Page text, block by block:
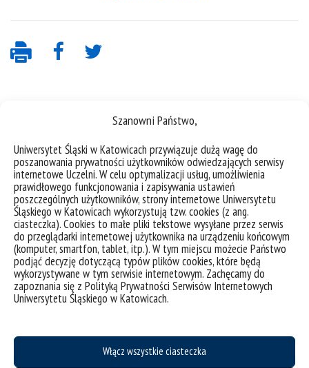
Szanowni Państwo,
Uniwersytet Śląski w Katowicach przywiązuje dużą wagę do
poszanowania prywatności użytkowników odwiedzających serwisy
internetowe Uczelni. W celu optymalizacji usług, umożliwienia
prawidłowego funkcjonowania i zapisywania ustawień
poszczególnych użytkowników, strony internetowe Uniwersytetu
Śląskiego w Katowicach wykorzystują tzw. cookies (z ang.
ciasteczka). Cookies to małe pliki tekstowe wysyłane przez serwis
do przeglądarki internetowej użytkownika na urządzeniu końcowym
(komputer, smartfon, tablet, itp.). W tym miejscu możecie Państwo
podjąć decyzję dotyczącą typów plików cookies, które będą
wykorzystywane w tym serwisie internetowym. Zachęcamy do
zapoznania się z Polityką Prywatności Serwisów Internetowych
Uniwersytetu Śląskiego w Katowicach.
Włącz wszystkie ciasteczka
deklaracja dostępności
mapa strony
UŚ od A do Z
akty prawne
USOSweb
Wirtualny UŚ